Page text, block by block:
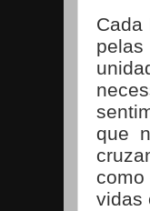
Cada
que
vidas